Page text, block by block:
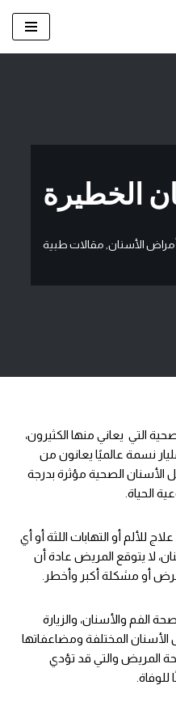
الخطيرة
الأسنان, مقالات طبية
التي يعاني منها الكثيرون،
بعض الإحصاءات أن قرابة 3.5 مليار نسمة عالميًا يعانون من
الأسنان الصحية مؤثرة بدرجة
الحياة.
للألم أو التهابات اللثة أو أي
لا يتوقع المريض عادة أن
أو مشكلة أكبر وأخطر.
الفم والأسنان، والزيارة
المختلفة ومضاعفاتها
المريض والتي قد تؤدي